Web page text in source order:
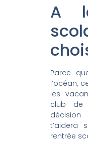
A
Parce
l’océan,
les
club de
t’aidera
rentrée